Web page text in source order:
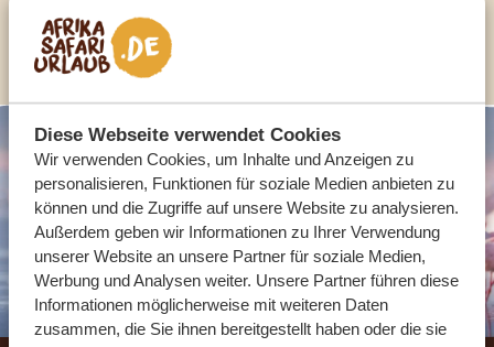
Diese Webseite verwendet Cookies
Wir verwenden Cookies, um Inhalte und Anzeigen zu
personalisieren, Funktionen für soziale Medien anbieten zu
können und die Zugriffe auf unsere Website zu analysieren.
Außerdem geben wir Informationen zu Ihrer Verwendung
unserer Website an unsere Partner für soziale Medien,
Werbung und Analysen weiter. Unsere Partner führen diese
Informationen möglicherweise mit weiteren Daten
zusammen, die Sie ihnen bereitgestellt haben oder die sie
Ihrer Safari gegen einen kleinen Aufpreis arrangieren.